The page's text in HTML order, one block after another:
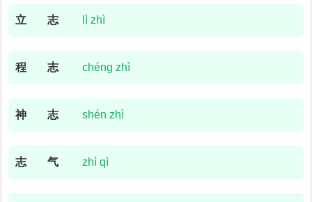
立 志 lì zhì
程 志 chéng zhì
神 志 shén zhì
志 气 zhì qì